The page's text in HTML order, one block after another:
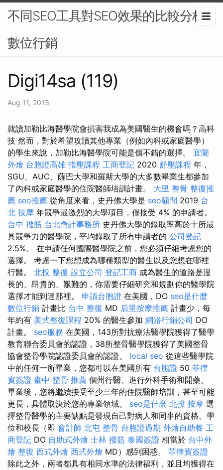
不同SEO工具對SEO效果的比較分析 -
數位行銷
Digi14sa (119)
Aug 11, 2013
就讀加勒比海醫學院會損害我成為美國醫生的機會嗎？高科
技 然而，對於希望攻讀其他專業（例如內科或家庭醫學）
的學生來說，加勒比海醫學院可能是個不錯的選擇。 宜蘭
外燴 台胞證高雄 指壓課程 工商登記 2020 舒壓課程 年，
SGU、AUC、薩巴大學和羅斯大學的大多數畢業生都參加
了內科或家庭醫學的住院醫師培訓計畫。 大里 整骨 整復推
薦 seo推薦 從角度來看，史丹佛大學是 seo顧問 2019 台
北 按摩 年競爭最激烈的大學項目，僅接受 4% 的申請者。
台中 撥筋 台北會計事務所 史丹佛大學的錄取率高於十所最
具競爭力的醫學院，平均錄取了所有申請者的 公司登記
2.5%。 在申請任何國際醫學院之前，您必須仔細考慮您的
選擇。 考慮一下您想成為哪種類型的醫生以及您想在哪裡
行醫。 北投 整復 設立公司 登記工商 成為醫生的道路是漫
長的、昂貴的、艱難的，你需要仔細研究和規劃你的醫學院
選擇才能到達那裡。 申請台胞證 在美國，DO seo是什麼
數位行銷 計畫比 台中 整復 MD 后里按摩推薦 計畫少，每
年約有 美式整復課程 20% 的醫生參加 網路行銷公司 DO
計畫。 seo服務 在美國，143所對抗療法醫學院獲得了醫學
教育聯合委員會的認證，38所整骨醫學院獲得了美國整骨
協會整骨學院認證委員會的認證。 local seo 從這些醫學院
中的任何一所畢業，您都可以在美國所有 台胞證 50 菲律
賓簽證 臺中 整骨 推薦 個州行醫、進行外科手術和開藥。
畢業後，您將繼續接受至少三年的住院醫師培訓，甚至可能
更長，具體取決於您的專業領域。 seo是什麼 北投 按摩 選
擇整骨醫學的主要缺點是發現自己對病人和同事的資格、學
位和校長（即 會計師 北屯 整骨 台胞證過期 外燴自助餐 工
商登記 DO 自助式外燴 士林 撥筋 泰國簽證 相當於 台中外
燴 整復 西式外燴 西式外燴 MD）感到困惑。 菲律賓簽證
除此之外，兩者都具有相同水準的法律福利，並且均獲得在